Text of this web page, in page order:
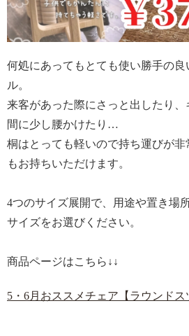
何処にあってもとても使い勝手の
ル。
来客があった際にさっと出したり
間に少し腰かけたり…
桐はとっても軽いので持ち運びが
もお持ちいただけます。
4つのサイズ展開で、用途や置き場
サイズをお選びください。
商品ページはこちら↓↓
5・6月おススメチェア【ラウンドス